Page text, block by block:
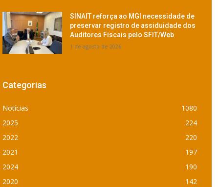
SINAIT reforça ao MGI necessidade de
preservar registro de assiduidade dos
Auditores Fiscais pelo SFIT/Web
1 de agosto de 2026
Categorias
Notícias
1080
2025
224
2022
220
2021
197
2024
190
2020
142